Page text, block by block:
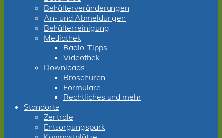
Behälterveränderungen
An- und Abmeldungen
Behälterreinigung
Mediathek
Radio-Tipps
Videothek
Downloads
Broschüren
Formulare
Rechtliches und mehr
Standorte
Zentrale
Entsorgungspark